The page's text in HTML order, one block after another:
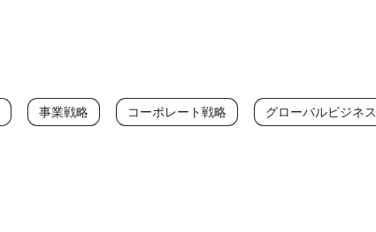
事業戦略 コーポレート戦略 グローバルビジネス